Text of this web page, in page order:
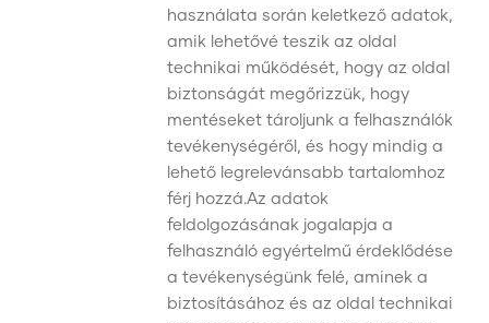
használata során keletkező adatok,
amik lehetővé teszik az oldal
technikai működését, hogy az oldal
biztonságát megőrizzük, hogy
mentéseket tároljunk a felhasználók
tevékenységéről, és hogy mindig a
lehető legrelevánsabb tartalomhoz
férj hozzá.Az adatok
feldolgozásának jogalapja a
felhasználó egyértelmű érdeklődése
a tevékenységünk felé, aminek a
biztosításához és az oldal technikai